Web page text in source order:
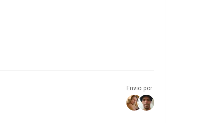
Envio por